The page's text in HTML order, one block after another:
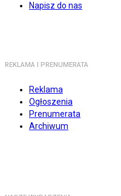
Napisz do nas
REKLAMA I PRENUMERATA
Reklama
Ogłoszenia
Prenumerata
Archiwum